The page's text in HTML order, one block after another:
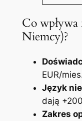
Co
Niemcy)?
EUR/
Język
dają
Zakres